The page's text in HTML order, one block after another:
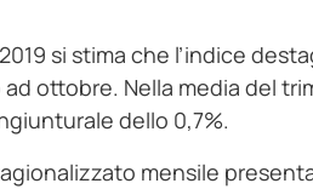
si stima che l’indice
ad ottobre. Nella media del
dello 0,7%.
mensile